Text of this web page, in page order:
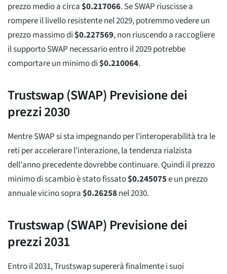
prezzo medio a circa$0.217066. Se SWAP riuscisse a
rompere il livello resistente nel 2029, potremmo vedere un
prezzo massimo di$0.227569, non riuscendo a raccogliere
il supporto SWAP necessario entro il 2029 potrebbe
comportare un minimo di$0.210064.
Trustswap (SWAP) Previsione dei
prezzi 2030
Mentre SWAP si sta impegnando per l'interoperabilità tra le
reti per accelerare l'interazione, la tendenza rialzista
dell'anno precedente dovrebbe continuare. Quindi il prezzo
minimo di scambio è stato fissato$0.245075e un prezzo
annuale vicino sopra$0.26258nel 2030.
Trustswap (SWAP) Previsione dei
prezzi 2031
Entro il 2031, Trustswap supererà finalmente i suoi